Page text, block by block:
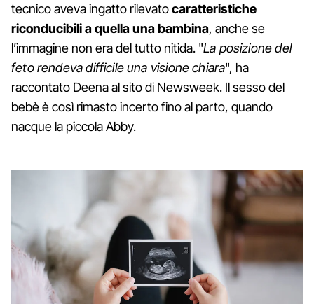
tecnico aveva ingatto rilevatocaratteristiche
riconducibili a quella una bambina, anche se
l’immagine non era del tutto nitida. "La posizione del
feto rendeva difficile una visione chiara", ha
raccontato Deena al sito di Newsweek. Il sesso del
bebè è così rimasto incerto fino al parto, quando
nacque la piccola Abby.